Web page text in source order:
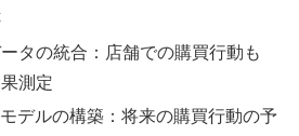
タの統合：店舗での購買行動も
測定
デルの構築：将来の購買行動の予